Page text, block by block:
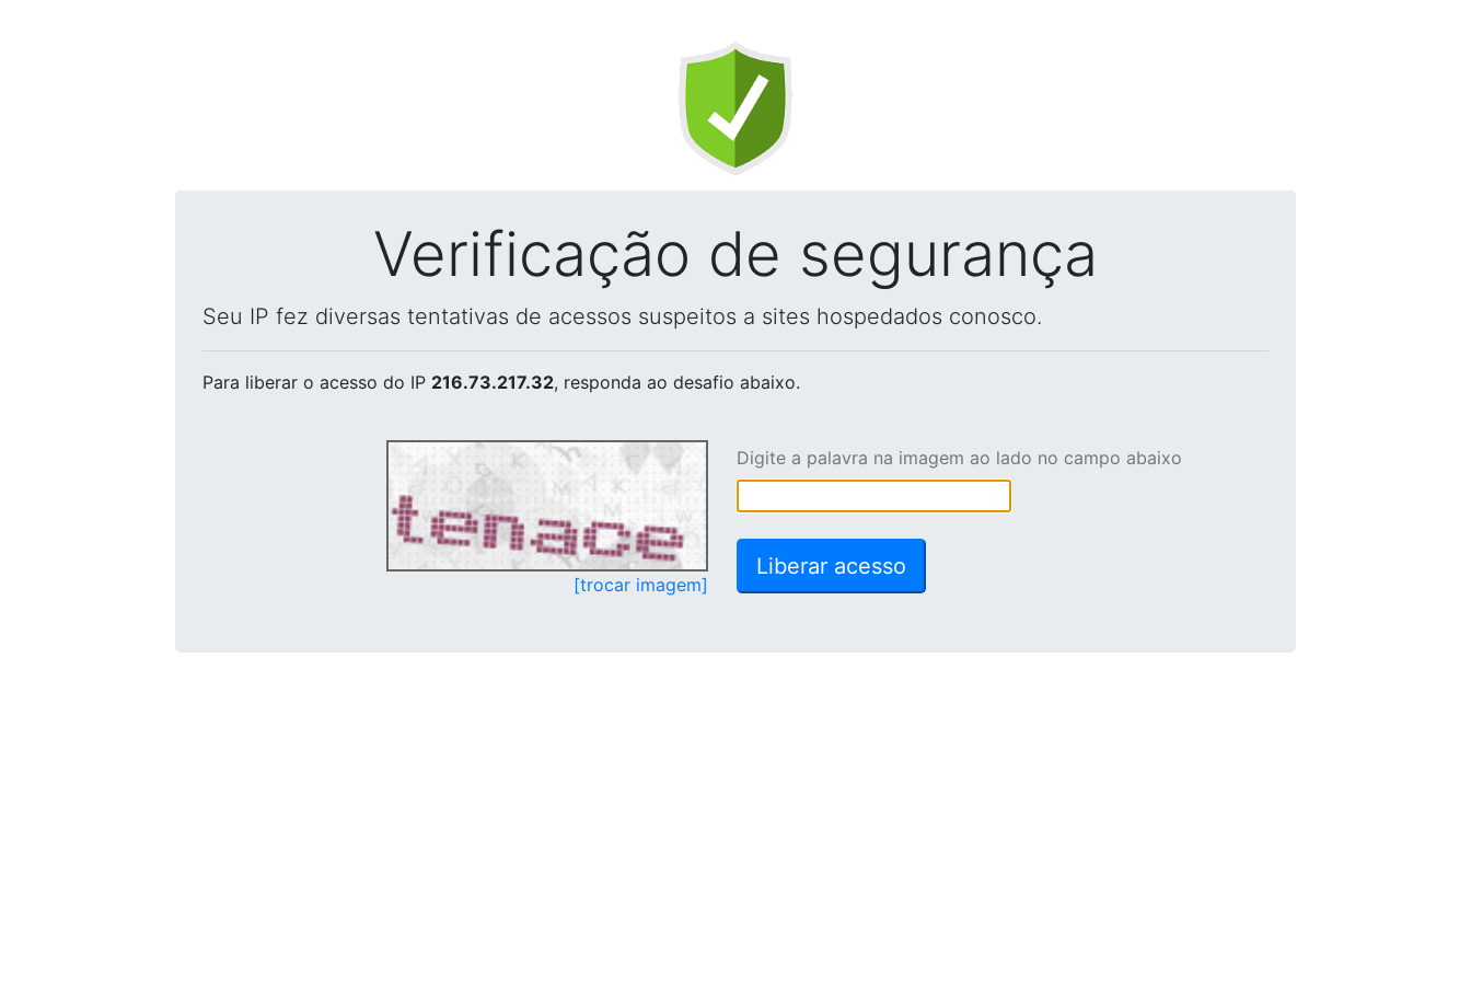
Verificação de segurança
Seu IP fez diversas tentativas de acessos suspeitos a sites hospedados conosco.
Para liberar o acesso do IP 216.73.217.32, responda ao desafio abaixo.
[trocar imagem]
Digite a palavra na imagem ao lado no campo abaixo